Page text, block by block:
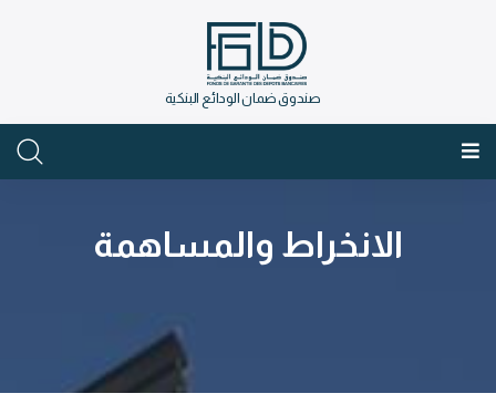
صندوق ضمان الودائع البنكية
الانخراط والمساهمة